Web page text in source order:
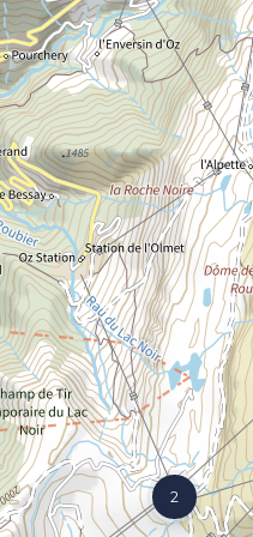
Log in
2